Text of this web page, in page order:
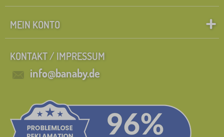
MEIN KONTO
KONTAKT / IMPRESSUM
info@banaby.de